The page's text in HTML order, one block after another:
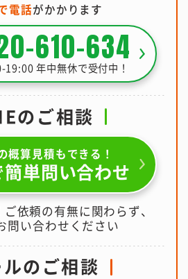
電話がかかります
610-634
年中無休で受付中！
のご相談
概算見積もできる！
単問い合わせ
依頼の有無に関わらず、
問い合わせください
のご相談